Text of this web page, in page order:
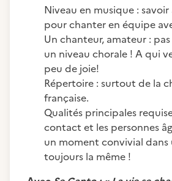
Niveau en musique :
pour chanter en équipe
Un chanteur, amateur :
un niveau chorale ! A qui
peu de joie!
Répertoire : surtout de la
française.
Qualités principales
contact et les personnes
un moment convivial dans
toujours la même !